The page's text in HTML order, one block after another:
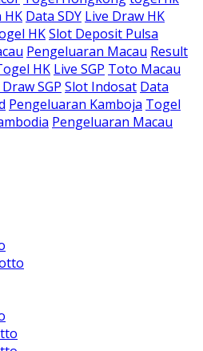
HK Data SDY Live Draw HK
HKSlot Deposit Pulsa
Pengeluaran Macau Result
HK Live SGP Toto Macau
SGP Slot Indosat Data
Pengeluaran Kamboja Togel
Pengeluaran Macau